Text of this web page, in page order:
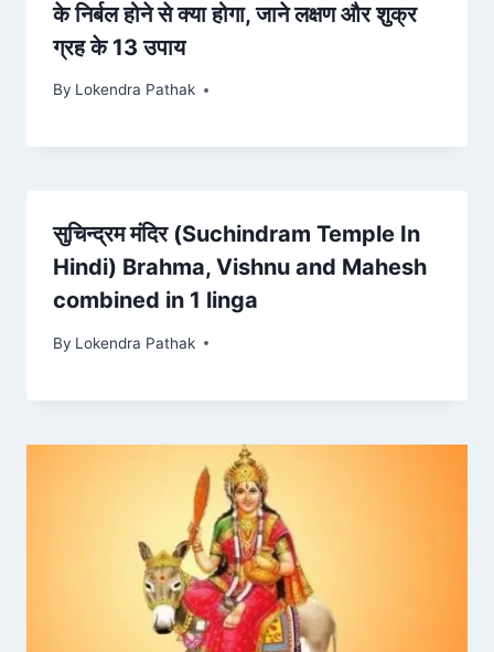
के निर्बल होने से क्या होगा, जाने लक्षण और शुक्र
ग्रह के 13 उपाय
By Lokendra Pathak
सुचिन्द्रम मंदिर (Suchindram Temple In
Hindi) Brahma, Vishnu and Mahesh
combined in 1 linga
By Lokendra Pathak